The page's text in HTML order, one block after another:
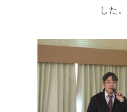
した。